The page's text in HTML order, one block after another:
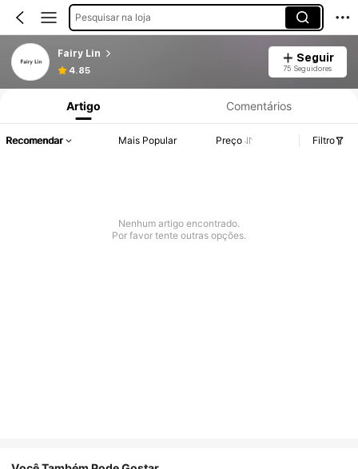
Pesquisar na loja
Fairy Lin
4.85
Seguir
75 Seguidores
Informações do Produto: Divulgação de Preço, Vendas e Detalhes de Stock.
Artigo Comentários
Recomendar Mais Popular Preço Filtro
Nenhum artigo encontrado.
Por favor tente outras opções.